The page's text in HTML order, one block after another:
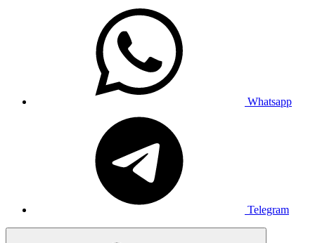
Whatsapp
Telegram